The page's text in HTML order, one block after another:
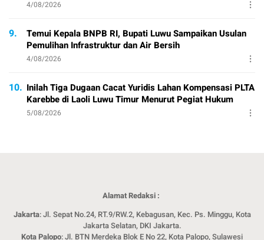
4/08/2026
9.
Temui Kepala BNPB RI, Bupati Luwu Sampaikan Usulan
Pemulihan Infrastruktur dan Air Bersih
4/08/2026
10. Inilah Tiga Dugaan Cacat Yuridis Lahan Kompensasi PLTA
Karebbe di Laoli Luwu Timur Menurut Pegiat Hukum
5/08/2026
Alamat Redaksi :
Jakarta: Jl. Sepat No.24, RT.9/RW.2, Kebagusan, Kec. Ps. Minggu, Kota
Jakarta Selatan, DKI Jakarta.
Kota Palopo: Jl. BTN Merdeka Blok E No 22, Kota Palopo, Sulawesi